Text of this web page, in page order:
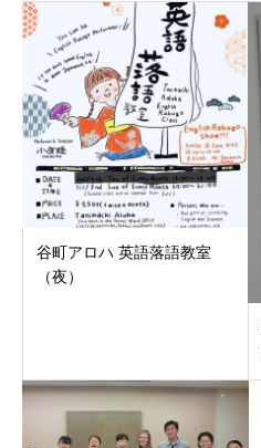
谷町アロハ 英語落語教室
（夜）